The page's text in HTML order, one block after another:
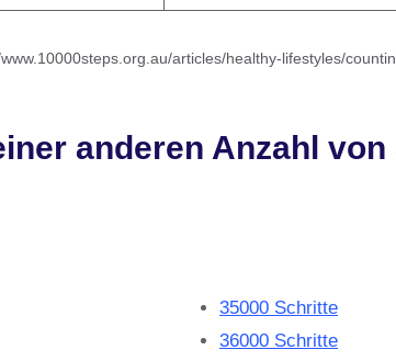
articles/healthy-lifestyles/
anderen Anzahl
35000 Schritte
36000 Schritte